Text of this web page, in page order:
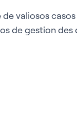
valiosos
de gestion des